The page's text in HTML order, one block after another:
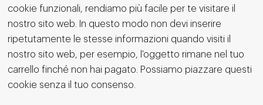
cookie funzionali, rendiamo più facile per te visitare il
nostro sito web. In questo modo non devi inserire
ripetutamente le stesse informazioni quando visiti il
nostro sito web, per esempio, l'oggetto rimane nel tuo
carrello finché non hai pagato. Possiamo piazzare questi
cookie senza il tuo consenso.